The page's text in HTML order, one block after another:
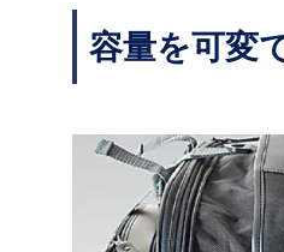
容量を可変